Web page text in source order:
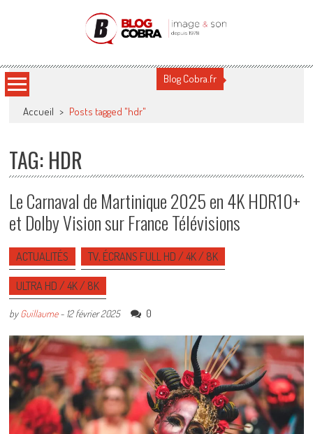
Blog Cobra
Blog Cobra.fr
Accueil > Posts tagged "hdr"
TAG: HDR
Le Carnaval de Martinique 2025 en 4K HDR10+
et Dolby Vision sur France Télévisions
ACTUALITÉS TV, ÉCRANS FULL HD / 4K / 8K
ULTRA HD / 4K / 8K
byGuillaume- 12 février 2025 0